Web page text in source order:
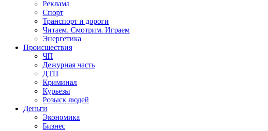
Реклама
Спорт
Транспорт и дороги
Читаем. Смотрим. Играем
Энергетика
Происшествия
ЧП
Дежурная часть
ДТП
Криминал
Курьезы
Розыск людей
Деньги
Экономика
Бизнес